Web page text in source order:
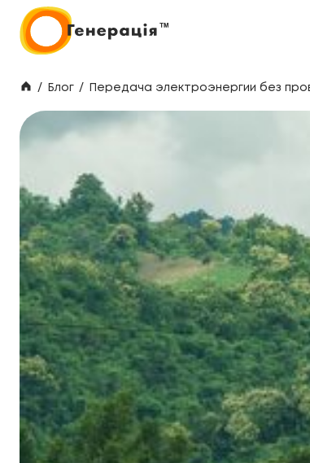
/ Блог / Передача электроэнергии без